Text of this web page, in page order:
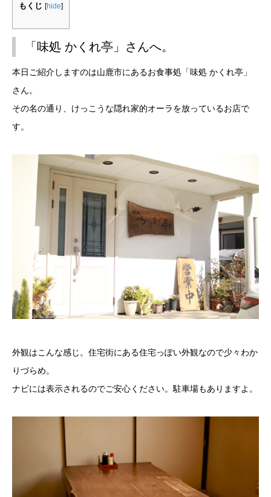
もくじ [hide]
「味処 かくれ亭」さんへ。
本日ご紹介しますのは山鹿市にあるお食事処「味処 かくれ亭」
さん。
その名の通り、けっこうな隠れ家的オーラを放っているお店で
す。
外観はこんな感じ。住宅街にある住宅っぽい外観なので少々わか
りづらめ。
ナビには表示されるのでご安心ください。駐車場もありますよ。